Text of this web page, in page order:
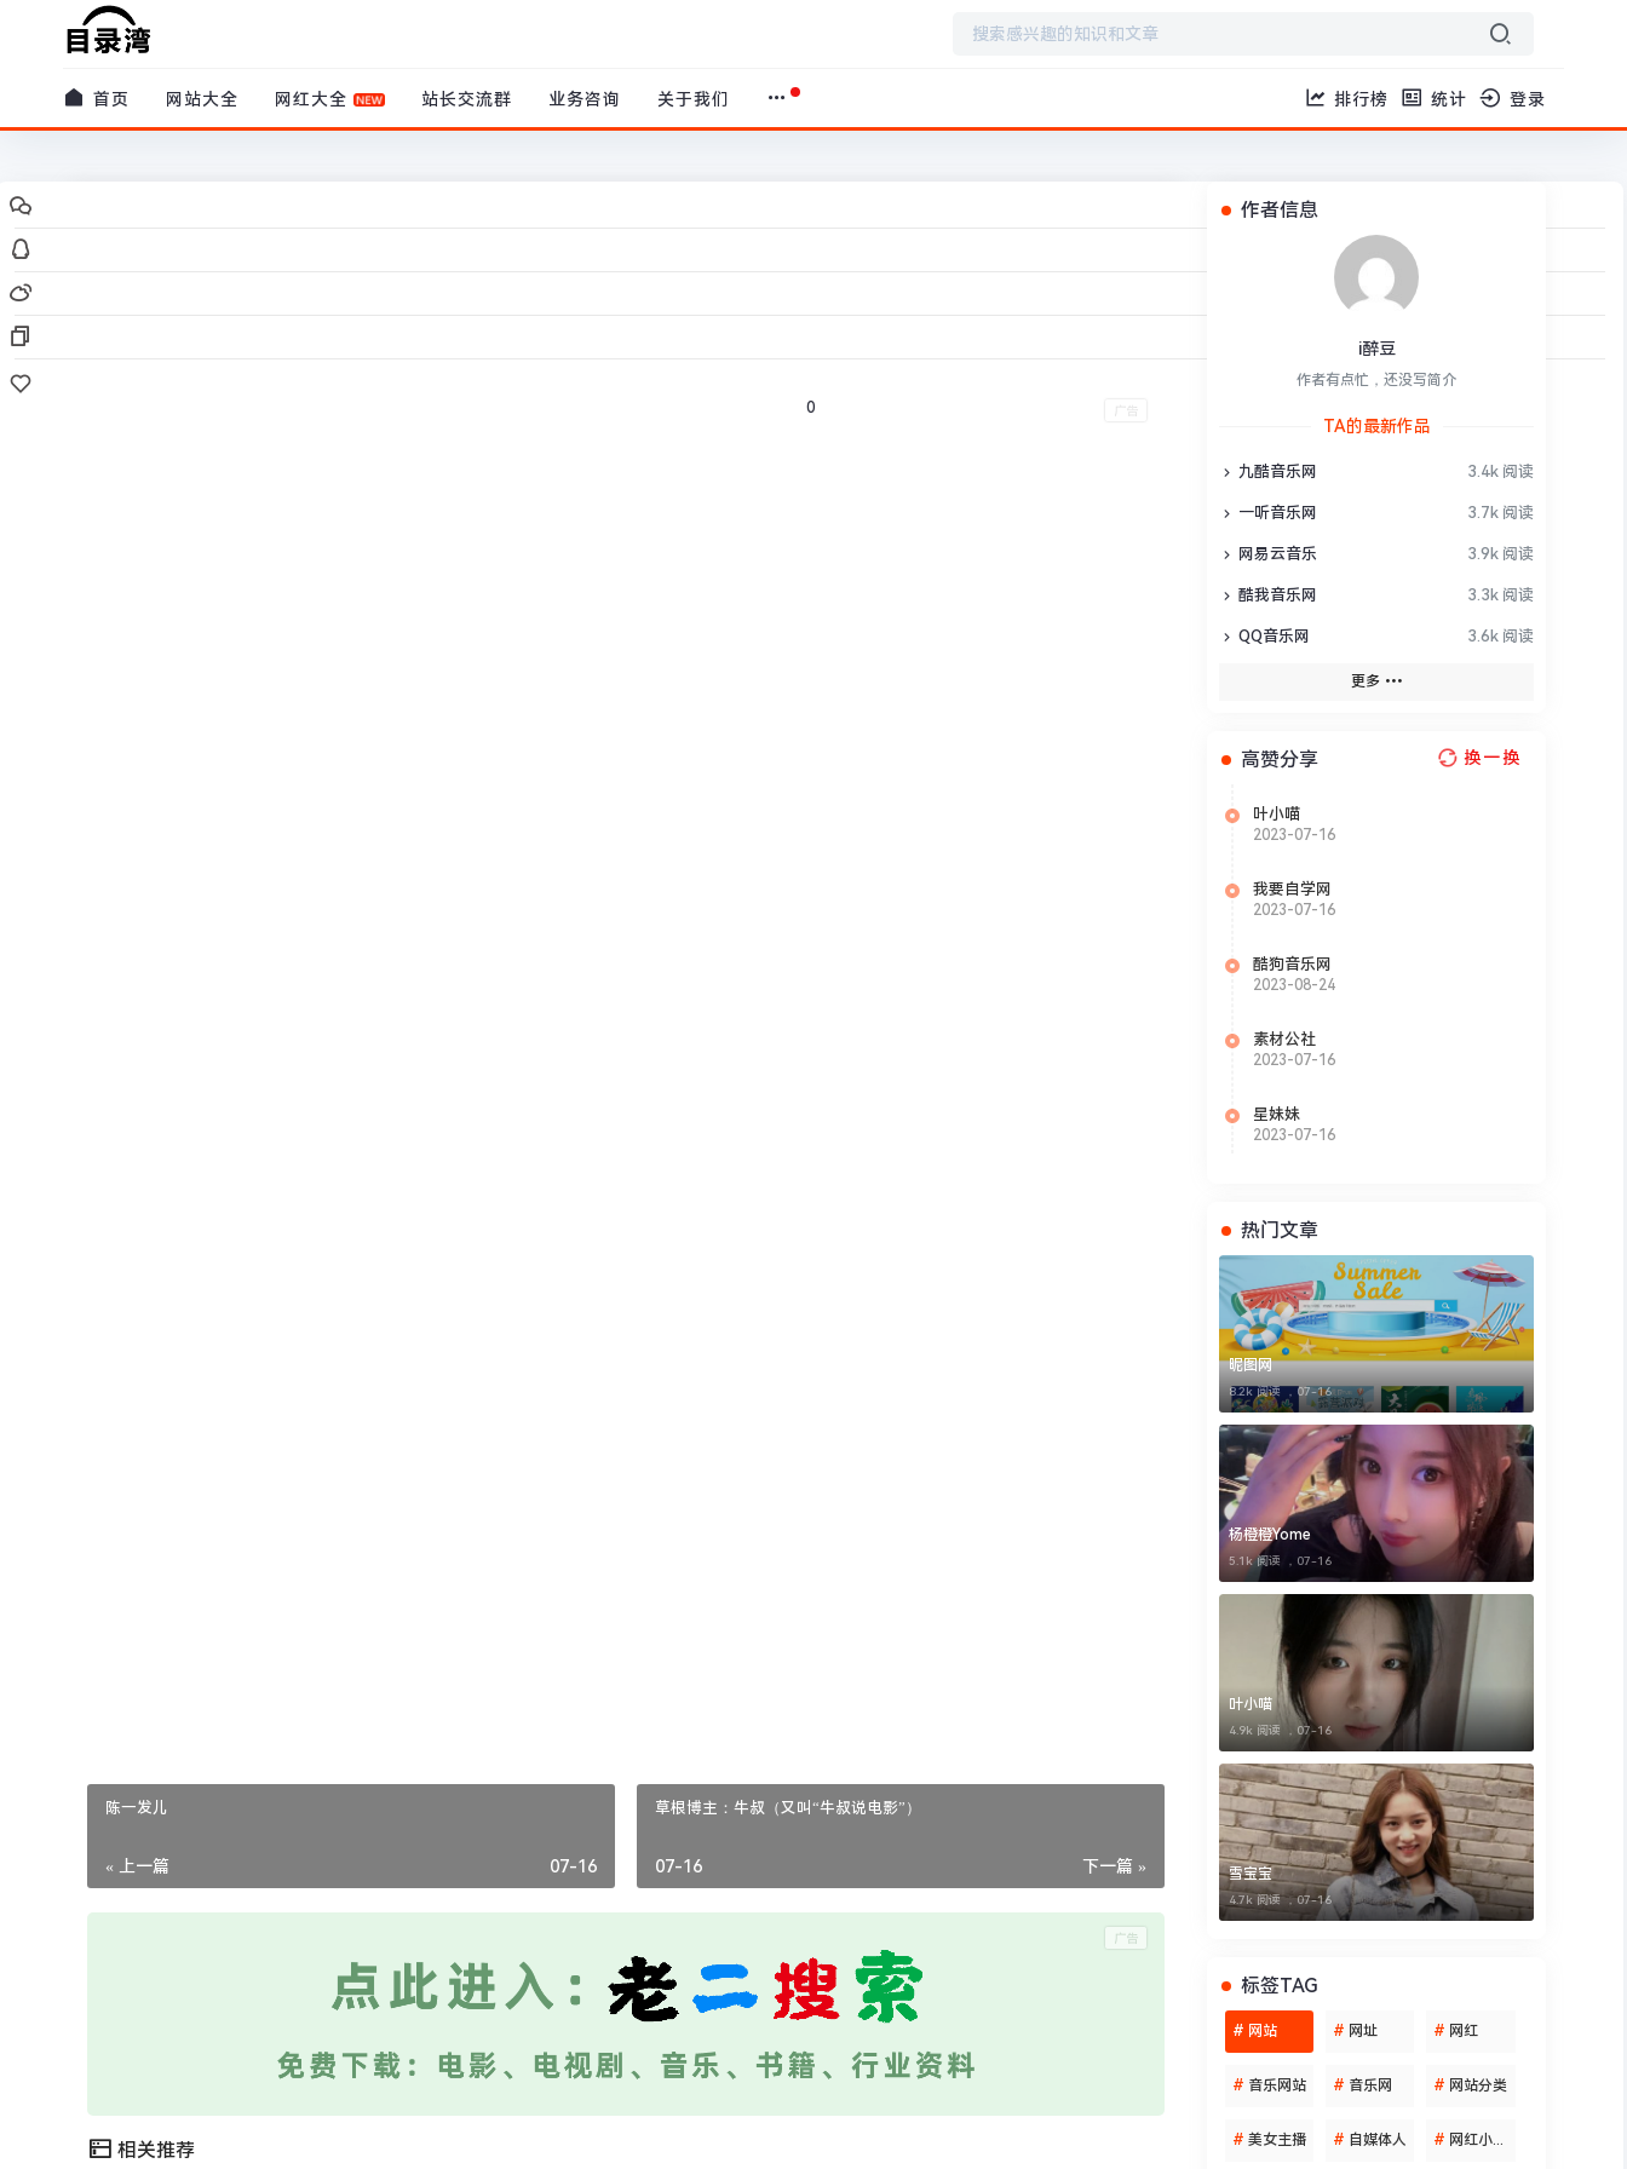
首页 网站大全 网红大全 站长交流群 业务咨询 关于我们 排行榜 统计 登录
0
陈一发儿
« 上一篇 07-16
草根博主：牛叔（又叫“牛叔说电影”）
下一篇 »
07-16
相关推荐
作者信息
i醉豆
作者有点忙，还没写简介
TA的最新作品
九酷音乐网 3.4k 阅读
一听音乐网 3.7k 阅读
网易云音乐 3.9k 阅读
酷我音乐网 3.3k 阅读
QQ音乐网 3.6k 阅读
更多
高赞分享 换一换
叶小喵
2023-07-16
我要自学网
2023-07-16
酷狗音乐网
2023-08-24
素材公社
2023-07-16
星妹妹
2023-07-16
热门文章
昵图网
8.2k 阅读 ， 07-16
杨橙橙Yome
5.1k 阅读 ， 07-16
叶小喵
4.9k 阅读 ， 07-16
雪宝宝
4.7k 阅读 ，07-16
标签TAG
# 网站 # 网址 # 网红
# 音乐网站 # 音乐网 # 网站分类
# 美女主播 # 自媒体人 # 网红小姐姐